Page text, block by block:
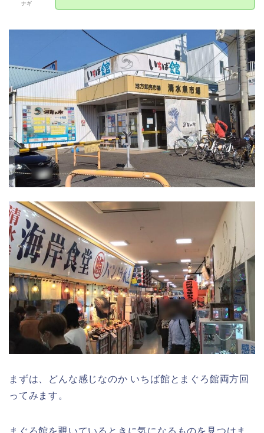
ナギ
まずは、どんな感じなのか いちば館とまぐろ館両方回
ってみます。
まぐろ館を覗いているときに気になるものを見つけま